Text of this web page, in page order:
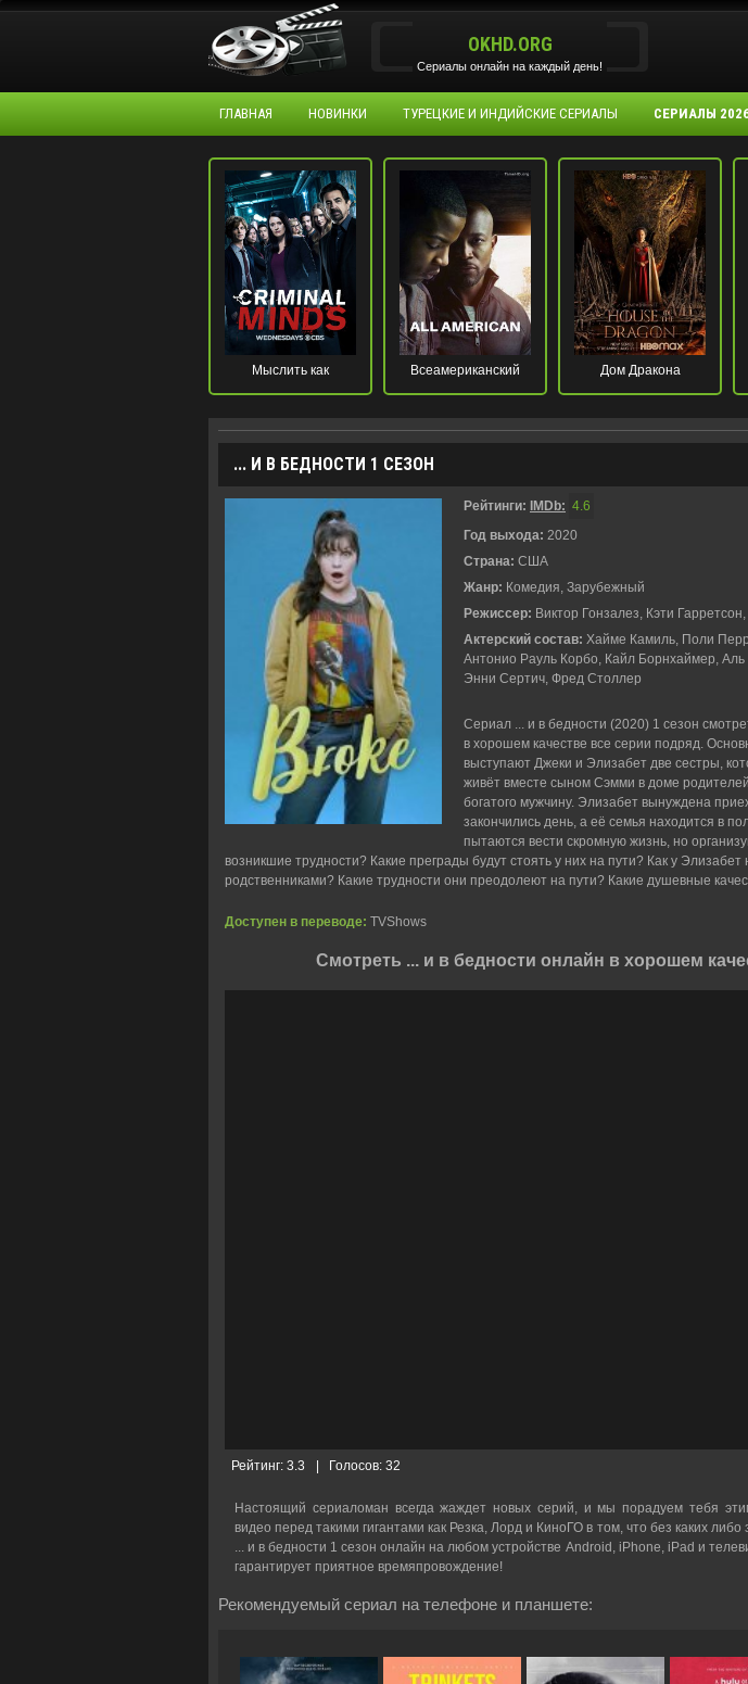
OKHD.ORG
Сериалы онлайн на каждый день!
ГЛАВНАЯ НОВИНКИ ТУРЕЦКИЕ И ИНДИЙСКИЕ СЕРИАЛЫ СЕРИАЛЫ
Мыслить как
преступник
Всеамериканский Дом Дракона
... И В БЕДНОСТИ 1 СЕЗОН
Рейтинги: IMDb: 4.6
Год выхода: 2020
Страна: США
Жанр: Комедия, Зарубежный
Режиссер: Виктор Гонзалез, Кэти
Актерский состав: Хайме Камиль, Поли
Антонио Рауль Корбо, Кайл Борнхаймер,
Энни Сертич, Фред Столлер
Сериал ... и в бедности (2020) 1 сезон
в хорошем качестве все серии подряд.
выступают Джеки и Элизабет две сестры,
живёт вместе сыном Сэмми в доме
богатого мужчину. Элизабет вынуждена
закончились день, а её семья находится в
пытаются вести скромную жизнь, но
возникшие трудности? Какие преграды будут стоять у них на пути? Как у
родственниками? Какие трудности они преодолеют на пути? Какие душевные
Доступен в переводе: TVShows
Смотреть ... и в бедности онлайн в хорошем
Рейтинг: 3.3 Голосов:32
Настоящий сериаломан всегда жаждет новых серий, и мы порадуем тебя
видео перед такими гигантами как Резка, Лорд и КиноГО в том, что без каких
... и в бедности 1 сезон онлайн на любом устройстве Android, iPhone, iPad и
гарантирует приятное времяпровождение!
Рекомендуемый сериал на телефоне и планшете: